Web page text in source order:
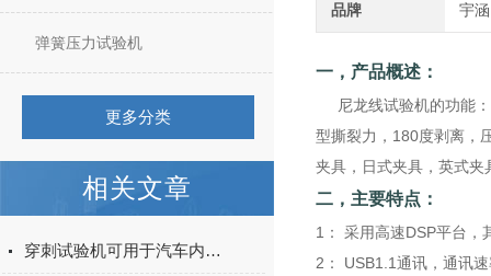
弹簧压力试验机
更多分类
相关文章
穿刺试验机可用于汽车内饰表皮、防撞缓冲材料得性能测试
品牌 宇涵
一，产品概述：
尼龙线试验机的功能：
型撕裂力，180度剥离，
夹具，日式夹具，英式
二，主要特点：
1： 采用高速DSP平台，
2： USB1.1通讯，通讯